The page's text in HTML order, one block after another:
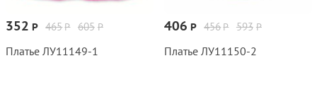
605 Р
465Р
352 Р
Платье ЛУ11149‑1
593 Р
456Р
406 Р
Платье ЛУ11150‑2